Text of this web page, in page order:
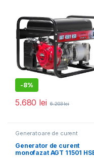
-8%
5.680 lei 6.203lei
Generatoare de curent
electrice
Generator de curent
monofazat AGT 11501